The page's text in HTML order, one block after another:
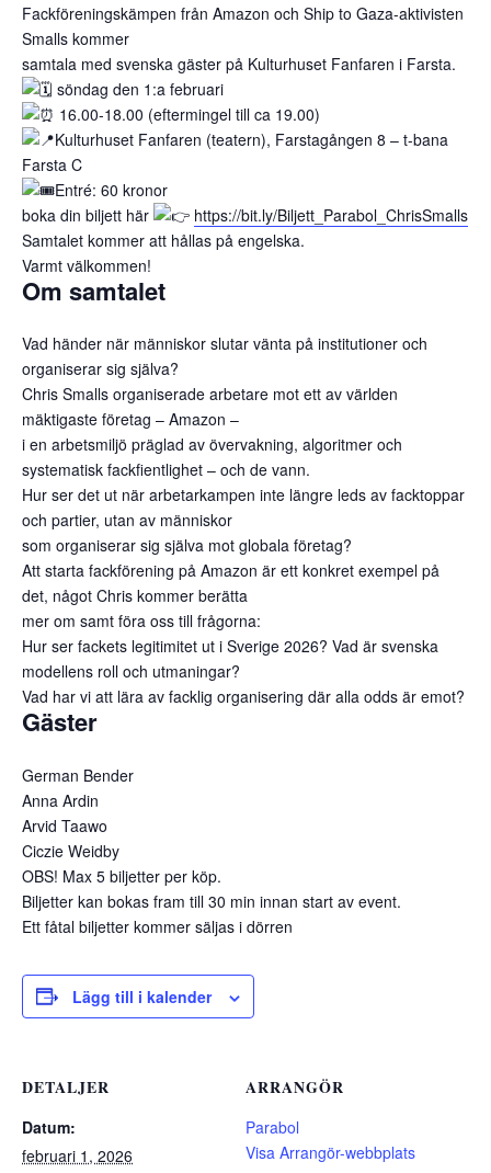
Fackföreningskämpen från Amazon och Ship to Gaza-aktivisten
Smalls kommer
samtala med svenska gäster på Kulturhuset Fanfaren i Farsta.
söndag den 1:a februari
16.00-18.00 (eftermingel till ca 19.00)
Kulturhuset Fanfaren (teatern), Farstagången 8 – t-bana
Farsta C
Entré: 60 kronor
boka din biljett här
https://bit.ly/Biljett_Parabol_ChrisSmalls
Samtalet kommer att hållas på engelska.
Varmt välkommen!
Om samtalet
Vad händer när människor slutar vänta på institutioner och
organiserar sig själva?
Chris Smalls organiserade arbetare mot ett av världen
mäktigaste företag – Amazon –
i en arbetsmiljö präglad av övervakning, algoritmer och
systematisk fackfientlighet – och de vann.
Hur ser det ut när arbetarkampen inte längre leds av facktoppar
och partier, utan av människor
som organiserar sig själva mot globala företag?
Att starta fackförening på Amazon är ett konkret exempel på
det, något Chris kommer berätta
mer om samt föra oss till frågorna:
Hur ser fackets legitimitet ut i Sverige 2026? Vad är svenska
modellens roll och utmaningar?
Vad har vi att lära av facklig organisering där alla odds är emot?
Gäster
German Bender
Anna Ardin
Arvid Taawo
Ciczie Weidby
OBS! Max 5 biljetter per köp.
Biljetter kan bokas fram till 30 min innan start av event.
Ett fåtal biljetter kommer säljas i dörren
Lägg till i kalender
DETALJER
Datum:
februari 1, 2026
ARRANGÖR
Parabol
Visa Arrangör-webbplats